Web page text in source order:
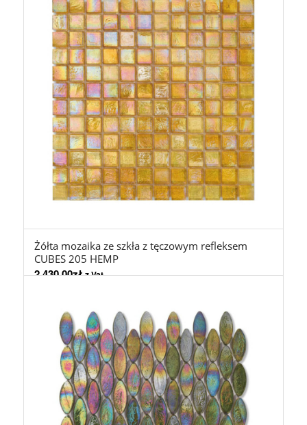
Żółta mozaika ze szkła z tęczowym refleksem
CUBES 205 HEMP
2.430,00zł z Vat